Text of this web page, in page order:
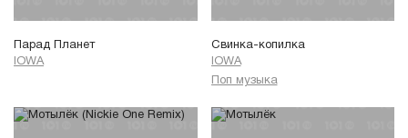
Парад Планет
IOWA
Свинка-копилка
IOWA
Поп музыка